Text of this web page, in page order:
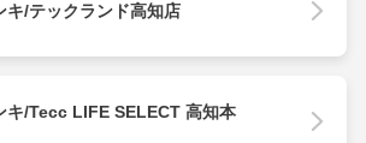
キ/テックランド高知店
キ/Tecc LIFE SELECT 高知本